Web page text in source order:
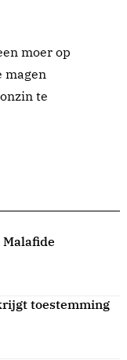
moer op
magen
te
toestemming